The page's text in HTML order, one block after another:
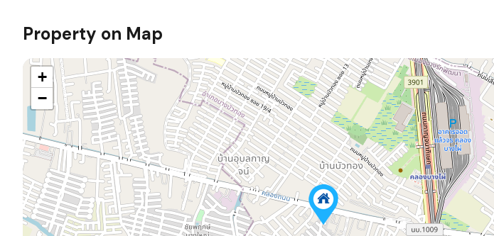
Property on Map
+
−